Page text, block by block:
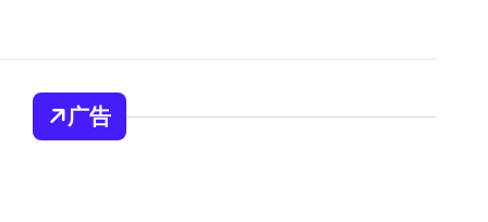
广告